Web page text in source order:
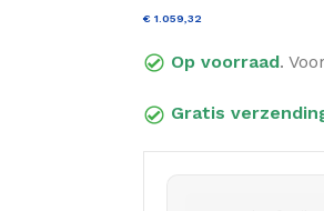
€ 1.059,32
Op voorraad.
Gratis